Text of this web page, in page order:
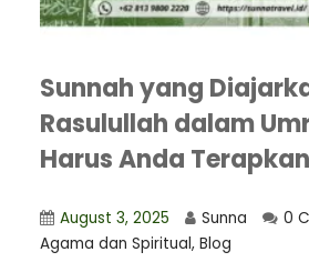
Sunnah yang
Rasulullah dalam
Harus Anda Terapkan
August 3, 2025 Sunna
0
Agama dan Spiritual, Blog